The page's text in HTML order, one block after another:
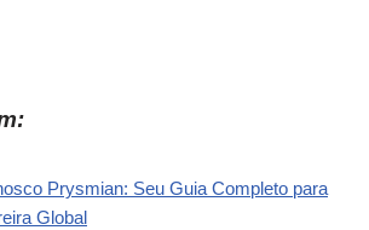
Prysmian: Seu Guia Completo para
Global